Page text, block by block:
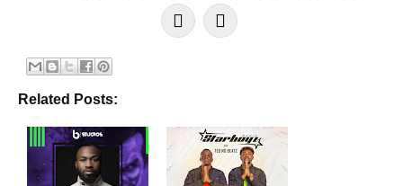
Related Posts: